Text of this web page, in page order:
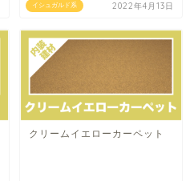
イシュガルド系 2022年4月13日
クリームイエローカーペット